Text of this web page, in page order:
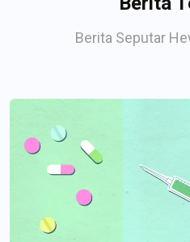
Berita Seputar